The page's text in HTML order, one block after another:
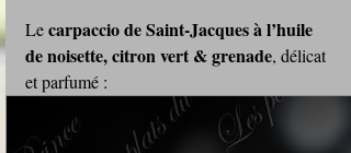
Le carpaccio de Saint‑Jacques à l’huile
de noisette, citron vert & grenade, délicat
et parfumé :